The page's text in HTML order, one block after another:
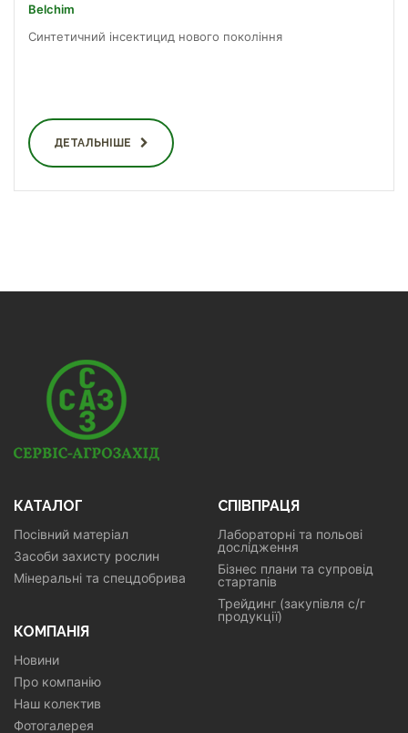
Belchim
Синтетичний інсектицид нового покоління
ДЕТАЛЬНІШЕ
КАТАЛОГ
Посівний матеріал
Засоби захисту рослин
Мінеральні та спецдобрива
СПІВПРАЦЯ
Лабораторні та польові
дослідження
Бізнес плани та супровід
стартапів
Трейдинг (закупівля с/г
продукції)
КОМПАНІЯ
Новини
Про компанію
Наш колектив
Фотогалерея